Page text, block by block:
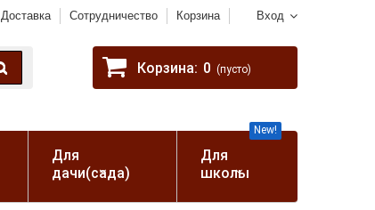
Вход
Доставка Сотрудничество Корзина
Корзина: 0 (пусто)
Для
дачи(сада)
Для
школы
New!